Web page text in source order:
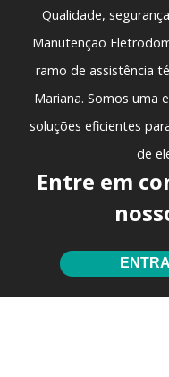
Qualidade,
Manutenção
ramo de assistência
Mariana. Somos uma
soluções eficientes
de
Entre em